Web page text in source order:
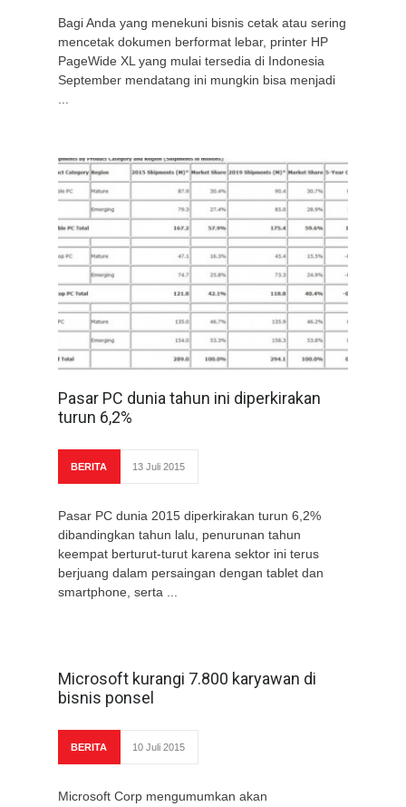
Bagi Anda yang menekuni bisnis cetak atau sering
mencetak dokumen berformat lebar, printer HP
PageWide XL yang mulai tersedia di Indonesia
September mendatang ini mungkin bisa menjadi
Pasar PC dunia tahun ini diperkirakan
turun 6,2%
BERITA 13 Juli 2015
Pasar PC dunia 2015 diperkirakan turun 6,2%
dibandingkan tahun lalu, penurunan tahun
keempat berturut-turut karena sektor ini terus
berjuang dalam persaingan dengan tablet dan
smartphone, serta ...
Microsoft kurangi 7.800 karyawan di
bisnis ponsel
BERITA 10 Juli 2015
Microsoft Corp mengumumkan akan